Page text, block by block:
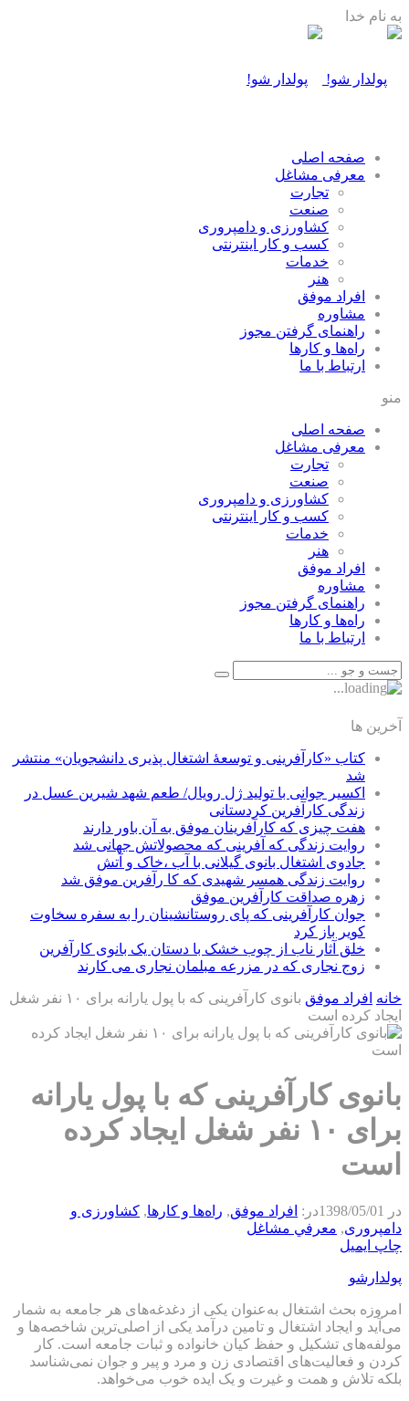
به نام خدا
صفحه اصلی
معرفی مشاغل
تجارت
صنعت
كشاورزی و دامپروری
كسب و كار اينترنتی
خدمات
هنر
افراد موفق
مشاوره
راهنمای گرفتن مجوز
راه‌ها و كارها
ارتباط با ما
منو
صفحه اصلی
معرفی مشاغل
تجارت
صنعت
كشاورزی و دامپروری
كسب و كار اينترنتی
خدمات
هنر
افراد موفق
مشاوره
راهنمای گرفتن مجوز
راه‌ها و كارها
ارتباط با ما
آخرین ها
کتاب «کارآفرینی و توسعۀ اشتغال پذیری دانشجویان» منتشر
شد
اکسیر جوانی با تولید ژل رویال/ طعم شهد شیرین عسل‌ در
زندگی کارآفرین کردستانی
هفت چیزی که کارآفرینان موفق به آن باور دارند
روایت زندگی که آفرینی که محصولاتش جهانی شد
جادوی اشتغال بانوی گیلانی با آب ،خاک و آتش
روایت زندگی همسر شهیدی که کا رآفرین موفق شد
زهره صداقت کارآفرین موفق
جوان کارآفرینی که پای روستانشینان را به سفره سخاوت
کویر باز کرد
خلق آثار ناب از چوب خشک با دستان یک بانوی کارآفرین
زوج نجاری که در مزرعه مبلمان نجاری می کارند
خانه افراد موفق
بانوی کارآفرینی که با پول یارانه برای ۱۰ نفر شغل
ایجاد کرده است
بانوی کارآفرینی که با پول یارانه
برای ۱۰ نفر شغل ایجاد کرده
است
در 1398/05/01در: افراد موفق, راه‌ها و كارها, كشاورزی و
دامپروری, معرفي مشاغل
چاپ ایمیل
پولدارشو
امروزه بحث اشتغال به‌عنوان یکی از دغدغه‌های هر جامعه به شمار
می‌آید و ایجاد اشتغال و تامین درآمد یکی از اصلی‌ترین شاخصه‌ها و
مولفه‌های تشکیل و حفظ کیان خانواده و ثبات جامعه است. کار
کردن و فعالیت‌های اقتصادی زن و مرد و پیر و جوان نمی‌شناسد
بلکه تلاش و همت و غیرت و یک ایده خوب می‌خواهد.